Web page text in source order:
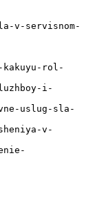
v-servisnom-
kakuyu-rol-
i-
uslug-sla-
v-